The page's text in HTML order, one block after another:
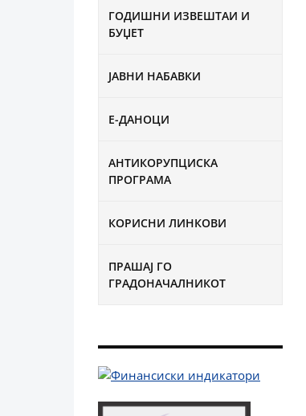
ГОДИШНИ ИЗВЕШТАИ И
БУЏЕТ
ЈАВНИ НАБАВКИ
Е-ДАНОЦИ
АНТИКОРУПЦИСКА
ПРОГРАМА
КОРИСНИ ЛИНКОВИ
ПРАШАЈ ГО
ГРАДОНАЧАЛНИКОТ